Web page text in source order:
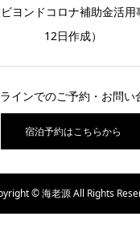
ヨンドコロナ補助金活用
12日作成）
インでのご予約・お問い
宿泊予約はこちらから
© 海老源 All Rights